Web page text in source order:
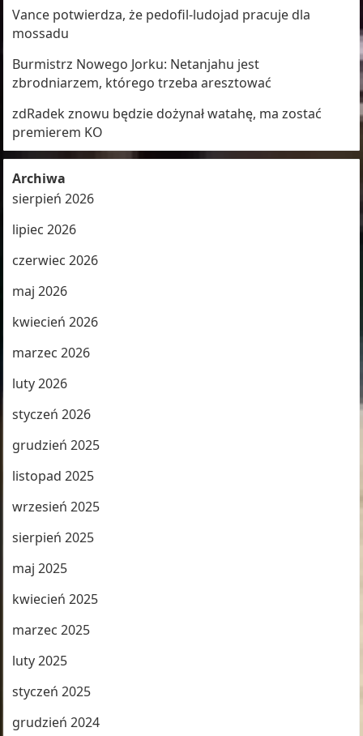
Vance potwierdza, że pedofil-ludojad pracuje dla
mossadu
Burmistrz Nowego Jorku: Netanjahu jest
zbrodniarzem, którego trzeba aresztować
zdRadek znowu będzie dożynał watahę, ma zostać
premierem KO
Archiwa
sierpień 2026
lipiec 2026
czerwiec 2026
maj 2026
kwiecień 2026
marzec 2026
luty 2026
styczeń 2026
grudzień 2025
listopad 2025
wrzesień 2025
sierpień 2025
maj 2025
kwiecień 2025
marzec 2025
luty 2025
styczeń 2025
grudzień 2024